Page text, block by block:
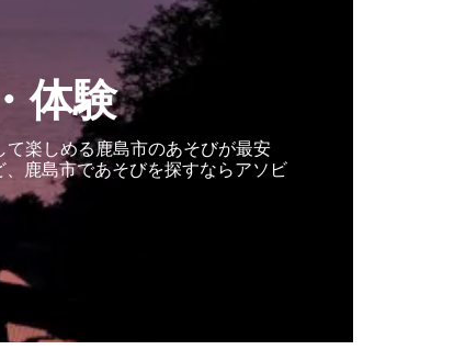
体験
楽しめる鹿島市のあそびが最安
鹿島市であそびを探すならアソビ